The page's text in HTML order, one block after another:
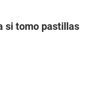
si tomo pastillas